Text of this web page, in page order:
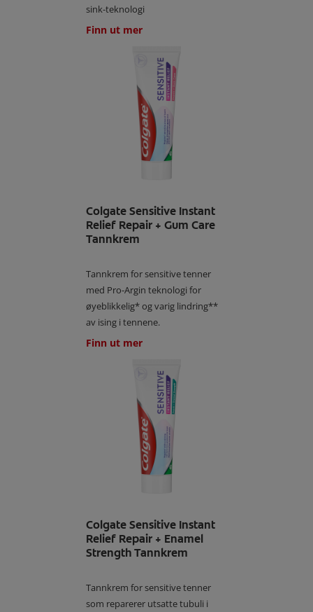
sink-teknologi
Finn ut mer
Colgate Sensitive Instant
Relief Repair + Gum Care
Tannkrem
Tannkrem for sensitive tenner
med Pro-Argin teknologi for
øyeblikkelig* og varig lindring**
av ising i tennene.
Finn ut mer
Colgate Sensitive Instant
Relief Repair + Enamel
Strength Tannkrem
Tannkrem for sensitive tenner
som reparerer utsatte tubuli i